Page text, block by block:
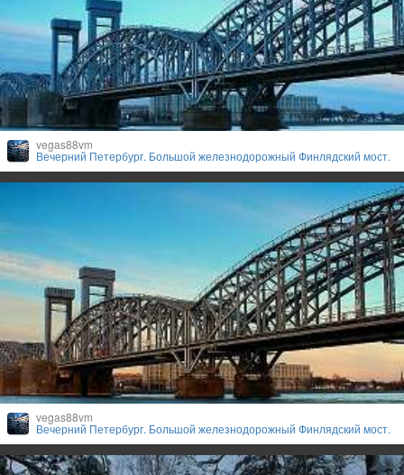
vegas88vm
Вечерний Петербург. Большой железнодорожный Финлядский мост.
vegas88vm
Вечерний Петербург. Большой железнодорожный Финлядский мост.